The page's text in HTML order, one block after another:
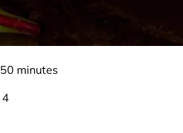
50 minutes
4